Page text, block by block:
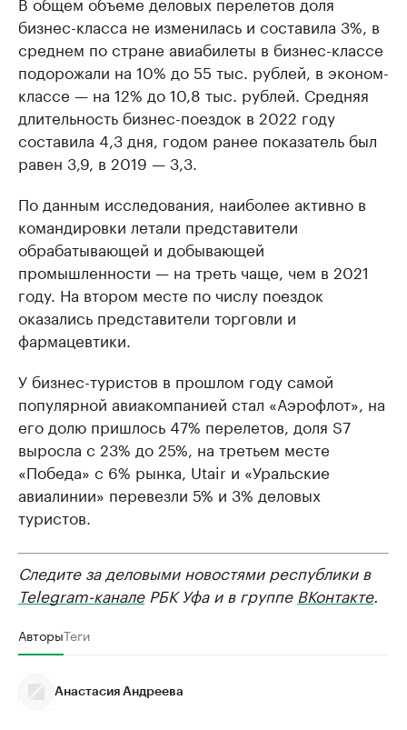
бизнес-класса не изменилась и составила 3%, в
среднем по стране авиабилеты в бизнес-классе
подорожали на 10% до 55 тыс. рублей, в эконом-
классе — на 12% до 10,8 тыс. рублей. Средняя
длительность бизнес-поездок в 2022 году
составила 4,3 дня, годом ранее показатель был
равен 3,9, в 2019 — 3,3.
По данным исследования, наиболее активно в
командировки летали представители
обрабатывающей и добывающей
промышленности — на треть чаще, чем в 2021
году. На втором месте по числу поездок
оказались представители торговли и
фармацевтики.
У бизнес-туристов в прошлом году самой
популярной авиакомпанией стал «Аэрофлот», на
его долю пришлось 47% перелетов, доля S7
выросла с 23% до 25%, на третьем месте
«Победа» с 6% рынка, Utair и «Уральские
авиалинии» перевезли 5% и 3% деловых
туристов.
Следите за деловыми новостями республики в
Telegram-каналеРБК Уфа и в группе ВКонтакте.
АвторыТеги
Анастасия Андреева